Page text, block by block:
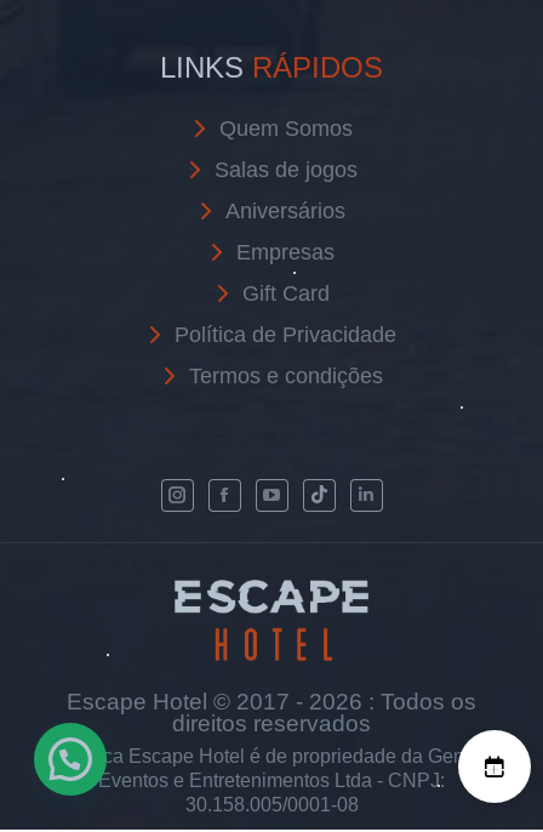
LINKS RÁPIDOS
Quem Somos
Salas de jogos
Aniversários
Empresas
Gift Card
Política de Privacidade
Termos e condições
Escape Hotel © 2017 - 2026 : Todos os
direitos reservados
A marca Escape Hotel é de propriedade da Genius
Eventos e Entretenimentos Ltda - CNPJ:
30.158.005/0001-08